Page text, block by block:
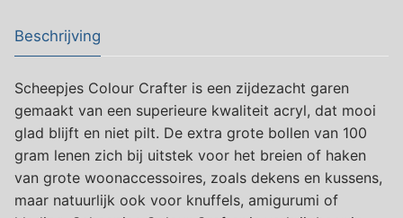
aantal
Beschrijving
Scheepjes Colour Crafter is een zijdezacht garen
gemaakt van een superieure kwaliteit acryl, dat mooi
glad blijft en niet pilt. De extra grote bollen van 100
gram lenen zich bij uitstek voor het breien of haken
van grote woonaccessoires, zoals dekens en kussens,
maar natuurlijk ook voor knuffels, amigurumi of